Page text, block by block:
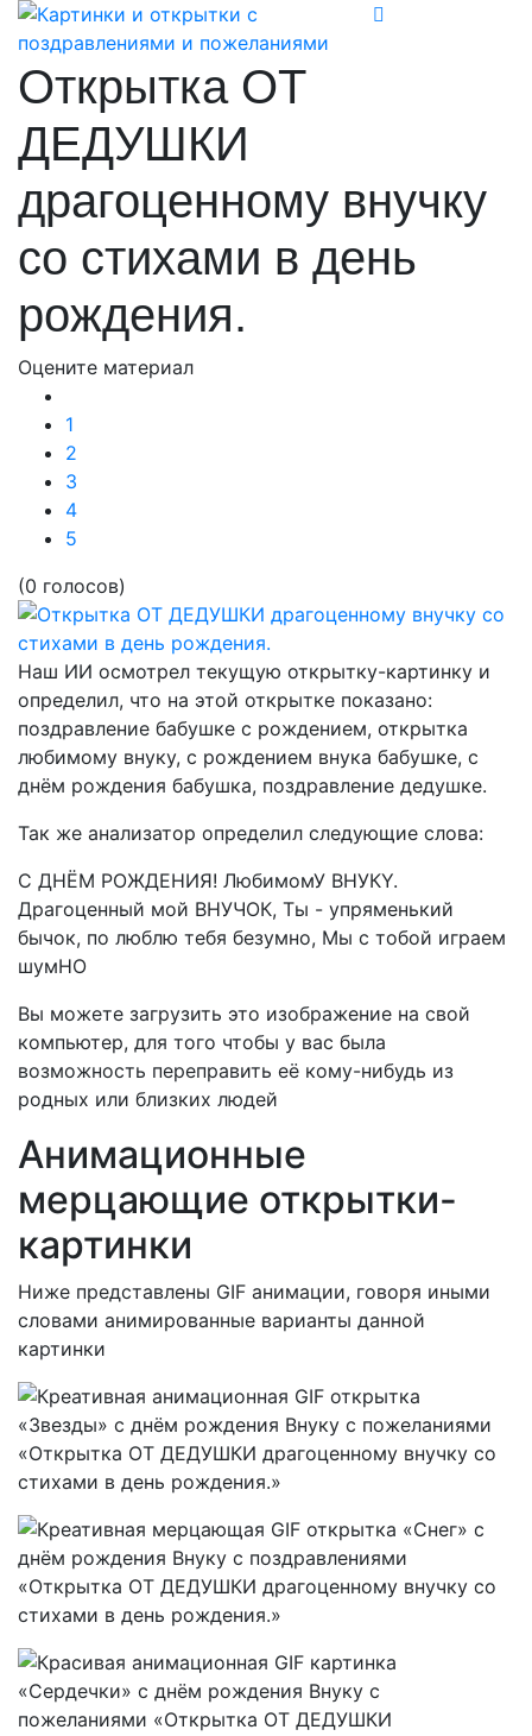
Открытка ОТ
ДЕДУШКИ
драгоценному внучку
со стихами в день
рождения.
Оцените материал
1
2
3
4
5
(0 голосов)
Наш ИИ осмотрел текущую открытку-картинку и
определил, что на этой открытке показано:
поздравление бабушке с рождением, открытка
любимому внуку, с рождением внука бабушке, с
днём рождения бабушка, поздравление дедушке.
Так же анализатор определил следующие слова:
С ДНЁМ РОЖДЕНИЯ! ЛюбимомУ ВНУКY.
Драгоценный мой ВНУЧОК, Ты - упряменький
бычок, по люблю тебя безумно, Мы с тобой играем
шумHO
Вы можете загрузить это изображение на свой
компьютер, для того чтобы у вас была
возможность переправить её кому-нибудь из
родных или близких людей
Анимационные
мерцающие открытки-
картинки
Ниже представлены GIF анимации, говоря иными
словами анимированные варианты данной
картинки